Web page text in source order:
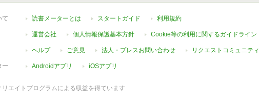
て 読書メーターとは スタートガイド 利用規約
運営会社 個人情報保護基本方針 Cookie等の利用に関するガイドライン
ヘルプ ご意見 法人・プレスお問い合わせ リクエストコミュニティ
ー Androidアプリ iOSアプリ
エイトプログラムによる収益を得ています